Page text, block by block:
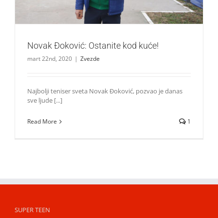
Novak Ðoković: Ostanite kod kuće!
mart 22nd, 2020 | Zvezde
Najbolji teniser sveta Novak Ðoković, pozvao je danas
sve ljude [...]
Read More 1
SUPER TEEN